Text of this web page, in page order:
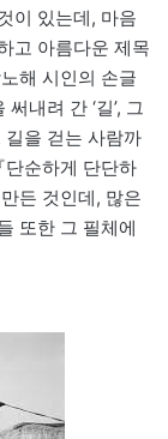
이 있는데, 마음
고 아름다운 제목
해 시인의 손글
내려 간 ‘길’, 그
을 걷는 사람까
순하게 단단하
든 것인데, 많은
또한 그 필체에